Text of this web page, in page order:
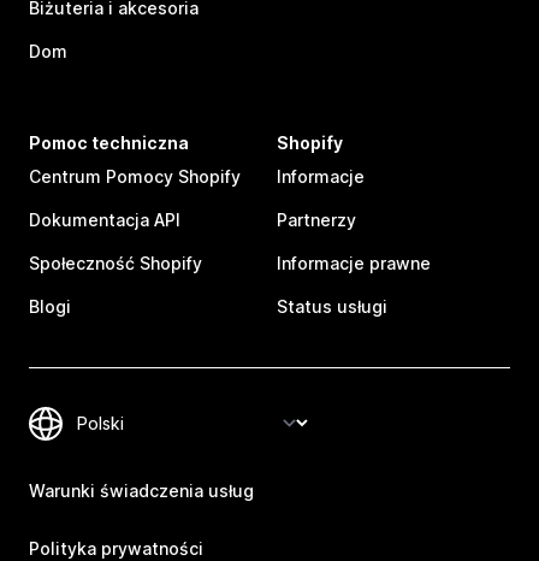
Biżuteria i akcesoria
Dom
Pomoc techniczna
Centrum Pomocy Shopify
Dokumentacja API
Społeczność Shopify
Blogi
Shopify
Informacje
Partnerzy
Informacje prawne
Status usługi
Warunki świadczenia usług
Polityka prywatności